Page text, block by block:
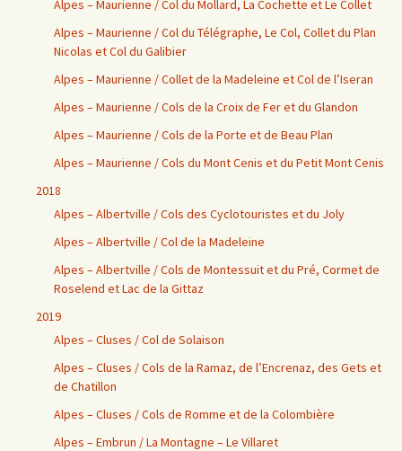
Alpes – Maurienne / Col du Mollard, La Cochette et Le Collet
Alpes – Maurienne / Col du Télégraphe, Le Col, Collet du Plan
Nicolas et Col du Galibier
Alpes – Maurienne / Collet de la Madeleine et Col de l’Iseran
Alpes – Maurienne / Cols de la Croix de Fer et du Glandon
Alpes – Maurienne / Cols de la Porte et de Beau Plan
Alpes – Maurienne / Cols du Mont Cenis et du Petit Mont Cenis
2018
Alpes – Albertville / Cols des Cyclotouristes et du Joly
Alpes – Albertville / Col de la Madeleine
Alpes – Albertville / Cols de Montessuit et du Pré, Cormet de
Roselend et Lac de la Gittaz
2019
Alpes – Cluses / Col de Solaison
Alpes – Cluses / Cols de la Ramaz, de l’Encrenaz, des Gets et
de Chatillon
Alpes – Cluses / Cols de Romme et de la Colombière
Alpes – Embrun / La Montagne – Le Villaret